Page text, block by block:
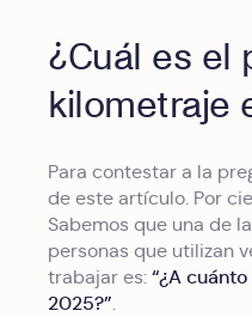
¿Cuál es el
kilometraje
Para contestar a la
de este artículo. Por
Sabemos que una de
personas que utilizan
trabajar es: “¿A
2025?”.